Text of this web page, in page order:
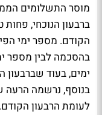
מוסר התשלומים
ברבעון הנוכחי,
הקודם. מספר ימי
לעומת הרבעון הקודם.